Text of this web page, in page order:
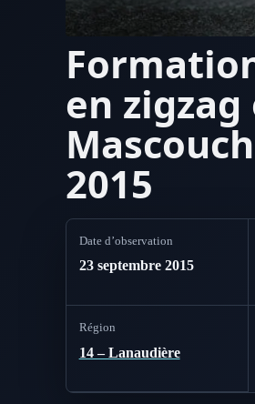
en
2015
Date d’observation
23 septembre 2015
Région
14 – Lanaudière